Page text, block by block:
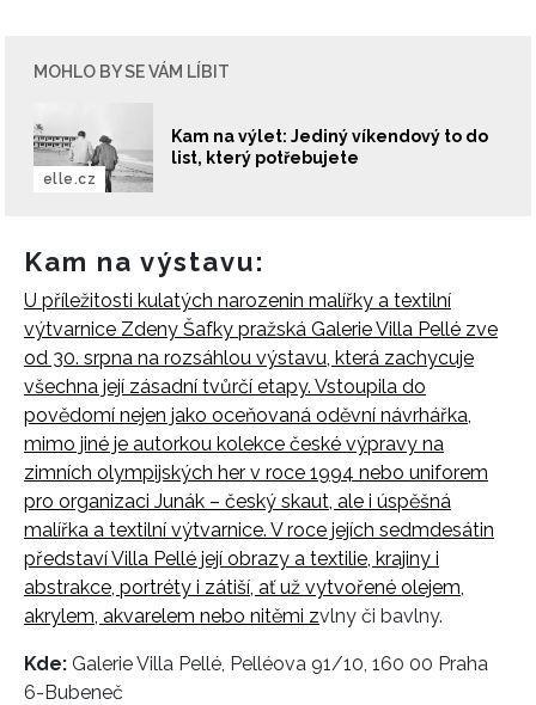
INFORMACE
MOHLO BY SE VÁM LÍBIT
Kam na výlet: Jediný víkendový to do
list, který potřebujete
elle.cz
Kam na výstavu:
U příležitosti kulatých narozenin malířky a textilní
výtvarnice Zdeny Šafky pražská Galerie Villa Pellé zve
od 30. srpna na rozsáhlou výstavu, která zachycuje
všechna její zásadní tvůrčí etapy. Vstoupila do
povědomí nejen jako oceňovaná oděvní návrhářka,
mimo jiné je autorkou kolekce české výpravy na
zimních olympijských her v roce 1994 nebo uniforem
pro organizaci Junák – český skaut, ale i úspěšná
malířka a textilní výtvarnice. V roce jejích sedmdesátin
představí Villa Pellé její obrazy a textilie, krajiny i
abstrakce, portréty i zátiší, ať už vytvořené olejem,
akrylem, akvarelem nebo nitěmi zvlny či bavlny.
Kde: Galerie Villa Pellé, Pelléova 91/10, 160 00 Praha
6-Bubeneč